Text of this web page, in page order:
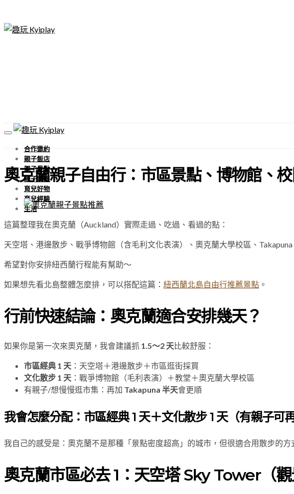
合作邀約
親子飯店
親子景點
親子餐廳
育兒好物
育兒經驗
生活
奧克蘭親子自由行：市區景點、博物館、
這篇整理我在奧克蘭（Auckland）實際走過、吃過、看過的點：
天空塔、港邊散步、戰爭博物館（含毛利文化表演）、奧克蘭大學校區、Takapuna
希望對你安排紐西蘭行程能有幫助～
如果想先看北島整體怎麼排，可以搭配這篇： 紐西蘭北島自由行推薦景點 。
行前快速結論：奧克蘭適合安排幾天？
如果你是第一次來奧克蘭，我會建議抓 1.5～2 天比較舒服：
市區經典 1 天 ：天空塔＋港邊散步＋市區逛街採買
文化散步 1 天 ：戰爭博物館（毛利表演）＋教堂＋奧克蘭大學校區
有親子/想慢慢逛市集：再加 Takapuna 半天會更順
我會怎麼分配：市區經典 1 天＋文化散步 1 天（有親子可
我自己的感受是：奧克蘭不是那種「景點密度超高」的城市，但很適合用散步的
奧克蘭市區必去 1：天空塔 Sky Tower（觀